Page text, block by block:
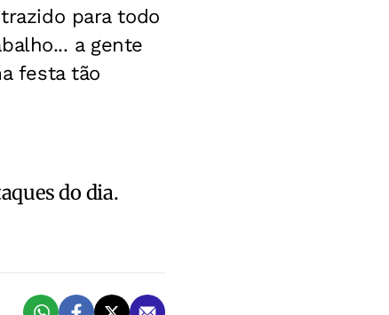
para todo
a gente
festa tão
do dia.